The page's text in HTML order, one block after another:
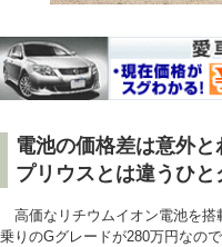
電池の価格差は意外
プリウスとは違うひ
高価なリチウムイオン電池を搭
乗りのGグレードが280万円なの